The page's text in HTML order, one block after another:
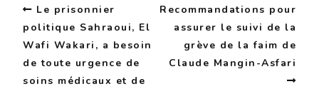
Le prisonnier
politique Sahraoui, El
Wafi Wakari, a besoin
de toute urgence de
soins médicaux et de
Recommandations pour
assurer le suivi de la
grève de la faim de
Claude Mangin-Asfari